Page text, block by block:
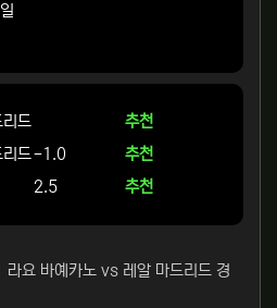
리드
추천
리드-1.0
추천
2.5 추천
요 바예카노 vs 레알 마드리드 경